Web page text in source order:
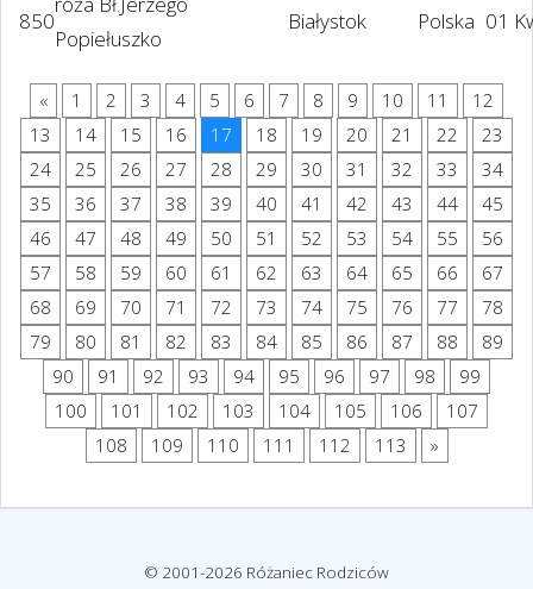
850
Popiełuszko
Białystok Polska 01
« 1 2 3 4 5 6 7 8 9 10 11
12
13
14 15 16 17 18 19 20 21 22
23
24
25 26 27 28 29 30 31 32 33
34
35
36 37 38 39 40 41 42 43 44
45
46
47 48 49 50 51 52 53 54 55
56
57
58 59 60 61 62 63 64 65 66
67
68
69 70 71 72 73 74 75 76 77
78
79
80 81 82 83 84 85 86 87 88
89
90
91 92 93 94 95 96 97 98
99
100
101 102 103 104 105 106
107
108
109 110 111 112 113 »
© 2001-2026 Różaniec Rodziców